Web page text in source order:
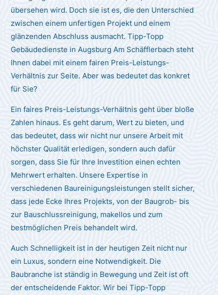
übersehen wird. Doch sie ist es, die den Unterschied
zwischen einem unfertigen Projekt und einem
glänzenden Abschluss ausmacht. Tipp-Topp
Gebäudedienste in Augsburg Am Schäfflerbach steht
Ihnen dabei mit einem fairen Preis-Leistungs-
Verhältnis zur Seite. Aber was bedeutet das konkret
für Sie?
Ein faires Preis-Leistungs-Verhältnis geht über bloße
Zahlen hinaus. Es geht darum, Wert zu bieten, und
das bedeutet, dass wir nicht nur unsere Arbeit mit
höchster Qualität erledigen, sondern auch dafür
sorgen, dass Sie für Ihre Investition einen echten
Mehrwert erhalten. Unsere Expertise in
verschiedenen Baureinigungsleistungen stellt sicher,
dass jede Ecke Ihres Projekts, von der Baugrob- bis
zur Bauschlussreinigung, makellos und zum
bestmöglichen Preis behandelt wird.
Auch Schnelligkeit ist in der heutigen Zeit nicht nur
ein Luxus, sondern eine Notwendigkeit. Die
Baubranche ist ständig in Bewegung und Zeit ist oft
der entscheidende Faktor. Wir bei Tipp-Topp